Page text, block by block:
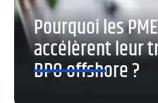
Pourquoi les
accélèrent leur
BPO offshore ?